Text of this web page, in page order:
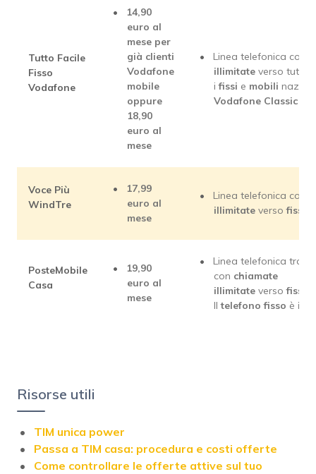
Tutto Facile
Fisso
Vodafone
14,90
euro al
mese per
già clienti
Vodafone
mobile
oppure
18,90
euro al
mese
Linea telefonica con
illimitate verso tutti
ifissi e mobili
Vodafone Classic
Voce Più
WindTre
17,99
euro al
mese
Linea telefonica con
illimitate versofissi
PosteMobile
Casa
19,90
euro al
mese
Linea telefonica
con chiamate
illimitate versofissi
Iltelefono fisso è
Risorse utili
TIM unica power
Passa a TIM casa: procedura e costi offerte
Come controllare le offerte attive sul tuo